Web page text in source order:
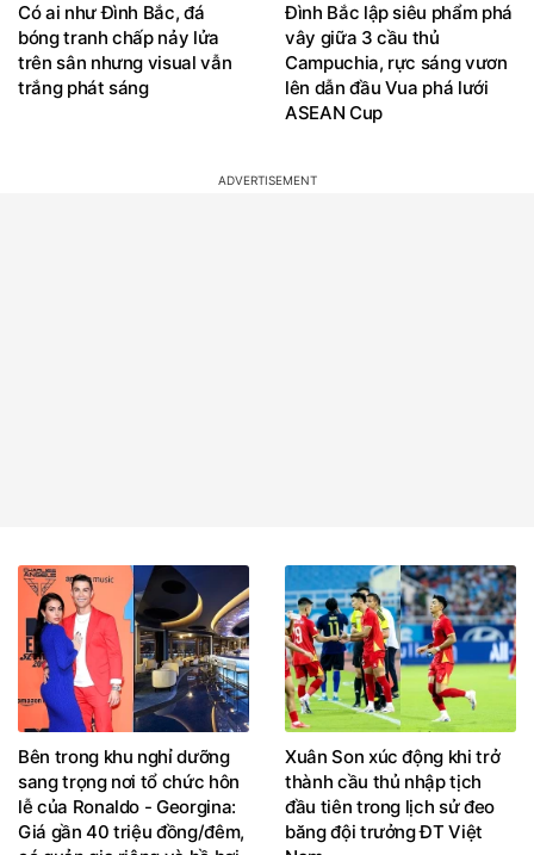
Có ai như Đình Bắc, đá
bóng tranh chấp nảy lửa
trên sân nhưng visual vẫn
trắng phát sáng
Đình Bắc lập siêu phẩm phá
vây giữa 3 cầu thủ
Campuchia, rực sáng vươn
lên dẫn đầu Vua phá lưới
ASEAN Cup
Bên trong khu nghỉ dưỡng
sang trọng nơi tổ chức hôn
lễ của Ronaldo - Georgina:
Giá gần 40 triệu đồng/đêm,
Xuân Son xúc động khi trở
thành cầu thủ nhập tịch
đầu tiên trong lịch sử đeo
băng đội trưởng ĐT Việt